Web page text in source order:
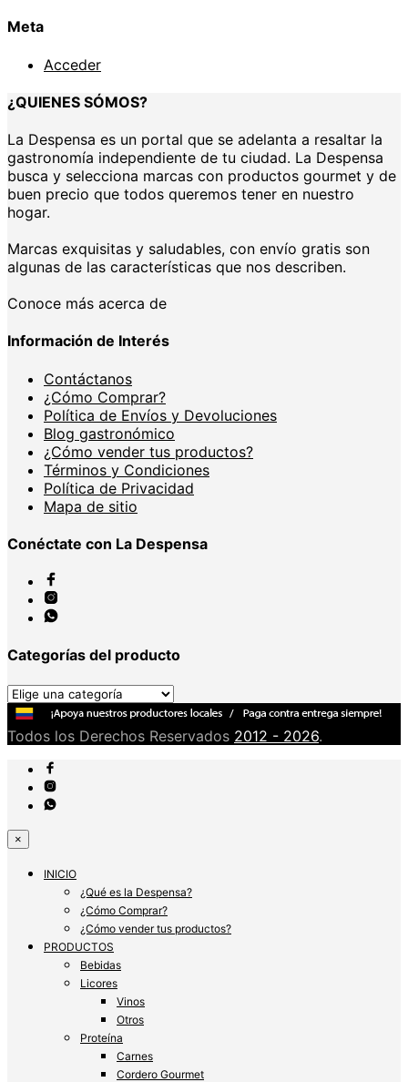
Meta
Acceder
¿QUIENES SÓMOS?
La Despensa es un portal que se adelanta a resaltar la
gastronomía independiente de tu ciudad. La Despensa
busca y selecciona marcas con productos gourmet y de
buen precio que todos queremos tener en nuestro
hogar.
Marcas exquisitas y saludables, con envío gratis son
algunas de las características que nos describen.
Conoce más acerca de
Información de Interés
Contáctanos
¿Cómo Comprar?
Política de Envíos y Devoluciones
Blog gastronómico
¿Cómo vender tus productos?
Términos y Condiciones
Política de Privacidad
Mapa de sitio
Conéctate con La Despensa
Categorías del producto
Todos los Derechos Reservados 2012 - 2026.
×
INICIO
¿Qué es la Despensa?
¿Cómo Comprar?
¿Cómo vender tus productos?
PRODUCTOS
Bebidas
Licores
Vinos
Otros
Proteína
Carnes
Cordero Gourmet